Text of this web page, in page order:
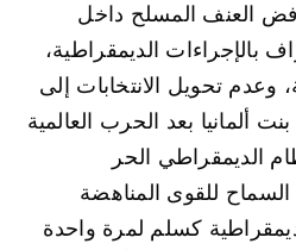
العنف المسلح داخل
بالإجراءات الديمقراطية،
وعدم تحويل الانتخابات إلى
ألمانيا بعد الحرب العالمية
الديمقراطي الحر
للقوى المناهضة
كسلم لمرة واحدة